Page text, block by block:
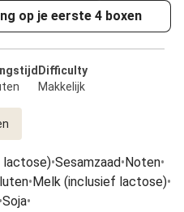
op je eerste 4 boxen
Difficulty
Makkelijk
lactose)•Sesamzaad•Noten•
•Melk (inclusief lactose)•
•Soja•